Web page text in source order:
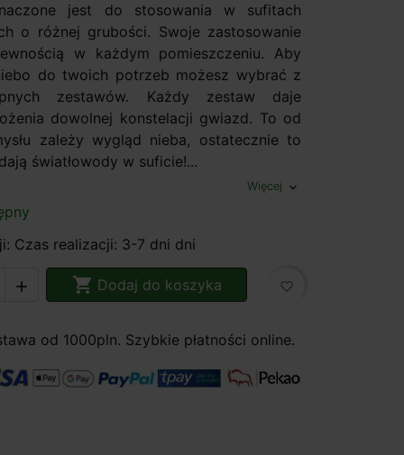
jest do stosowania w sufitach
o różnej grubości. Swoje zastosowanie
w każdym pomieszczeniu. Aby
do twoich potrzeb możesz wybrać z
zestawów. Każdy zestaw daje
dowolnej konstelacji gwiazd. To od
zależy wygląd nieba, ostatecznie to
światłowody w suficie!...
Więcej expand_more
Czas realizacji: 3-7 dni dni
  Dodaj do koszyka favorite_border
od 1000pln. Szybkie płatności online.